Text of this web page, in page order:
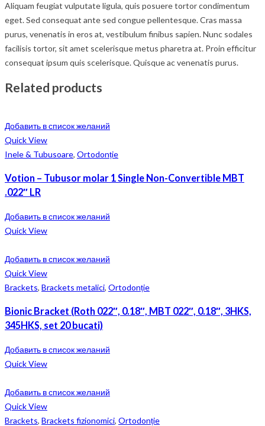
Aliquam feugiat vulputate ligula, quis posuere tortor condimentum
eget. Sed consequat ante sed congue pellentesque. Cras massa
purus, venenatis in eros at, vestibulum finibus sapien. Nunc sodales
facilisis tortor, sit amet scelerisque metus pharetra at. Proin efficitur
consequat ipsum quis scelerisque. Quisque ac venenatis purus.
Related products
Добавить в список желаний
Quick View
Inele & Tubusoare, Ortodonție
Votion – Tubusor molar 1 Single Non-Convertible MBT
.022″ LR
Добавить в список желаний
Quick View
Добавить в список желаний
Quick View
Brackets, Brackets metalici, Ortodonție
Bionic Bracket (Roth 022″, 0.18″, MBT 022″, 0.18″, 3HKS,
345HKS, set 20 bucati)
Добавить в список желаний
Quick View
Добавить в список желаний
Quick View
Brackets, Brackets fizionomici, Ortodonție